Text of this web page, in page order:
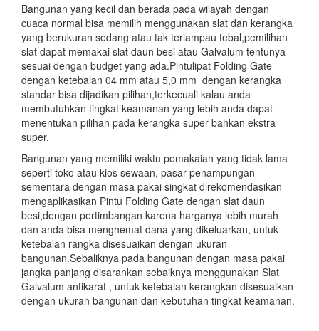
Bangunan yang kecil dan berada pada wilayah dengan
cuaca normal bisa memilih menggunakan slat dan kerangka
yang berukuran sedang atau tak terlampau tebal,pemilihan
slat dapat memakai slat daun besi atau Galvalum tentunya
sesuai dengan budget yang ada.Pintulipat Folding Gate
dengan ketebalan 04 mm atau 5,0 mm dengan kerangka
standar bisa dijadikan pilihan,terkecuali kalau anda
membutuhkan tingkat keamanan yang lebih anda dapat
menentukan pilihan pada kerangka super bahkan ekstra
super.
Bangunan yang memiliki waktu pemakaian yang tidak lama
seperti toko atau kios sewaan, pasar penampungan
sementara dengan masa pakai singkat direkomendasikan
mengaplikasikan Pintu Folding Gate dengan slat daun
besi,dengan pertimbangan karena harganya lebih murah
dan anda bisa menghemat dana yang dikeluarkan, untuk
ketebalan rangka disesuaikan dengan ukuran
bangunan.Sebaliknya pada bangunan dengan masa pakai
jangka panjang disarankan sebaiknya menggunakan Slat
Galvalum antikarat , untuk ketebalan kerangkan disesuaikan
dengan ukuran bangunan dan kebutuhan tingkat keamanan.